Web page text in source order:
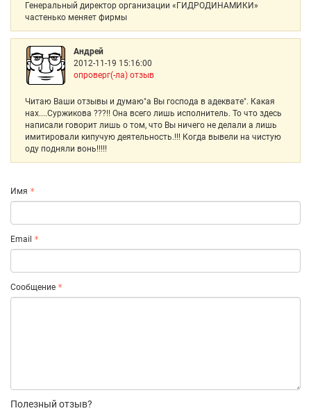
Генеральный директор организации «ГИДРОДИНАМИКИ»
частенько меняет фирмы
Андрей
2012-11-19 15:16:00
опроверг(-ла) отзыв
Читаю Ваши отзывы и думаю"а Вы господа в адеквате". Какая
нах....Суржикова ???!! Она всего лишь исполнитель. То что здесь
написали говорит лишь о том, что Вы ничего не делали а лишь
имитировали кипучую деятельность.!!! Когда вывели на чистую
оду подняли вонь!!!!!
Имя
Email
Сообщение
Полезный отзыв?